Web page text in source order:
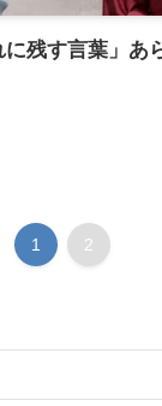
残す言葉」あ
1 2